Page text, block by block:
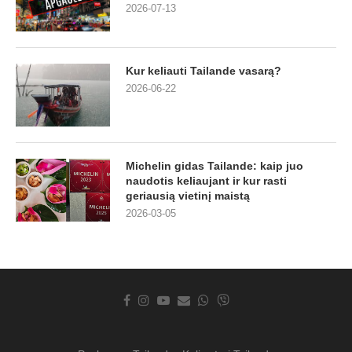
2026-07-13
Kur keliauti Tailande vasarą?
2026-06-22
Michelin gidas Tailande: kaip juo
naudotis keliaujant ir kur rasti
geriausią vietinį maistą
2026-03-05